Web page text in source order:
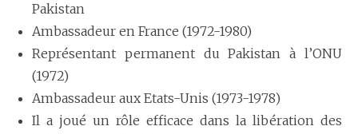
Pakistan
Ambassadeur en France (1972-1980)
Représentant permanent du Pakistan à l’ONU
(1972)
Ambassadeur aux Etats-Unis (1973-1978)
Il a joué un rôle efficace dans la libération des